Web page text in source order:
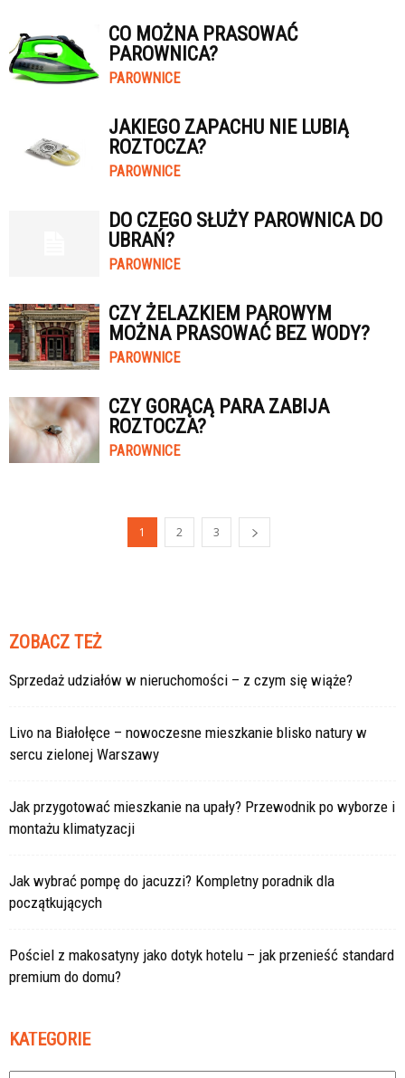
CO MOŻNA PRASOWAĆ
PAROWNICA?
PAROWNICE
JAKIEGO ZAPACHU NIE LUBIĄ
ROZTOCZA?
PAROWNICE
DO CZEGO SŁUŻY PAROWNICA DO
UBRAŃ?
PAROWNICE
CZY ŻELAZKIEM PAROWYM
MOŻNA PRASOWAĆ BEZ WODY?
PAROWNICE
CZY GORĄCĄ PARA ZABIJA
ROZTOCZA?
PAROWNICE
1 2 3
ZOBACZ TEŻ
Sprzedaż udziałów w nieruchomości – z czym się wiąże?
Livo na Białołęce – nowoczesne mieszkanie blisko natury w
sercu zielonej Warszawy
Jak przygotować mieszkanie na upały? Przewodnik po wyborze i
montażu klimatyzacji
Jak wybrać pompę do jacuzzi? Kompletny poradnik dla
początkujących
Pościel z makosatyny jako dotyk hotelu – jak przenieść standard
premium do domu?
KATEGORIE
Kategorie